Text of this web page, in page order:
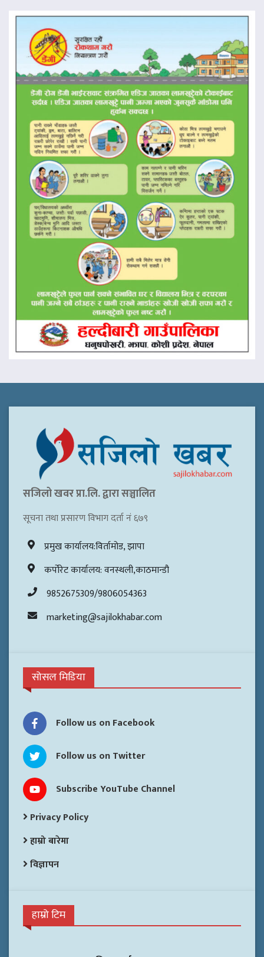
सजिलो खवर प्रा.लि. द्वारा सञ्चालित
सूचना तथा प्रसारण विभाग दर्ता नं ६७९
प्रमुख कार्यालय:विर्तामोड, झापा
कर्पोरेट कार्यालय: वनस्थली,काठमान्डौ
9852675309/9806054363
marketing@sajilokhabar.com
सोसल मिडिया
Follow us on Facebook
Follow us on Twitter
Subscribe YouTube Channel
Privacy Policy
हाम्रो बारेमा
विज्ञापन
हाम्रो टिम